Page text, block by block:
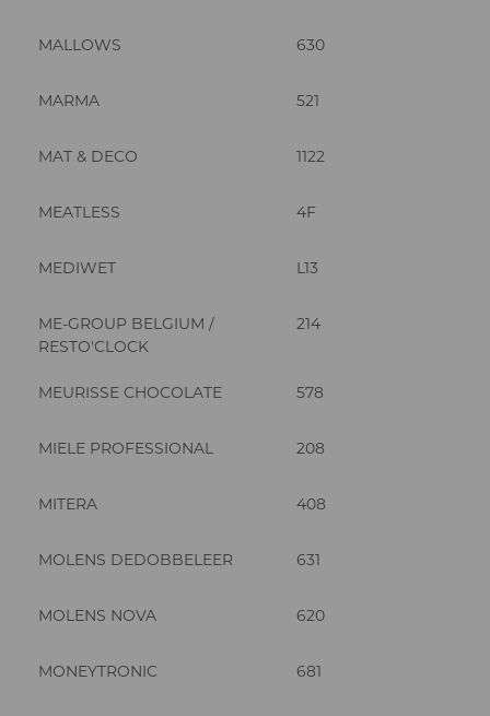
MALLOWS 630
MARMA 521
MAT & DECO 1122
MEATLESS 4F
MEDIWET L13
ME-GROUP BELGIUM /
RESTO'CLOCK
214
MEURISSE CHOCOLATE 578
MIELE PROFESSIONAL 208
MITERA 408
MOLENS DEDOBBELEER 631
MOLENS NOVA 620
MONEYTRONIC 681